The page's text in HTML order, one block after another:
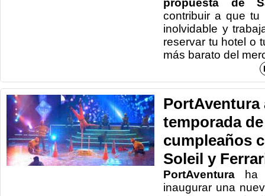
propuesta de
contribuir a que
inolvidable y
reservar tu hotel o
más barato del
PortAventura
temporada
cumpleaños
Soleil y
PortAventura ha
inaugurar una